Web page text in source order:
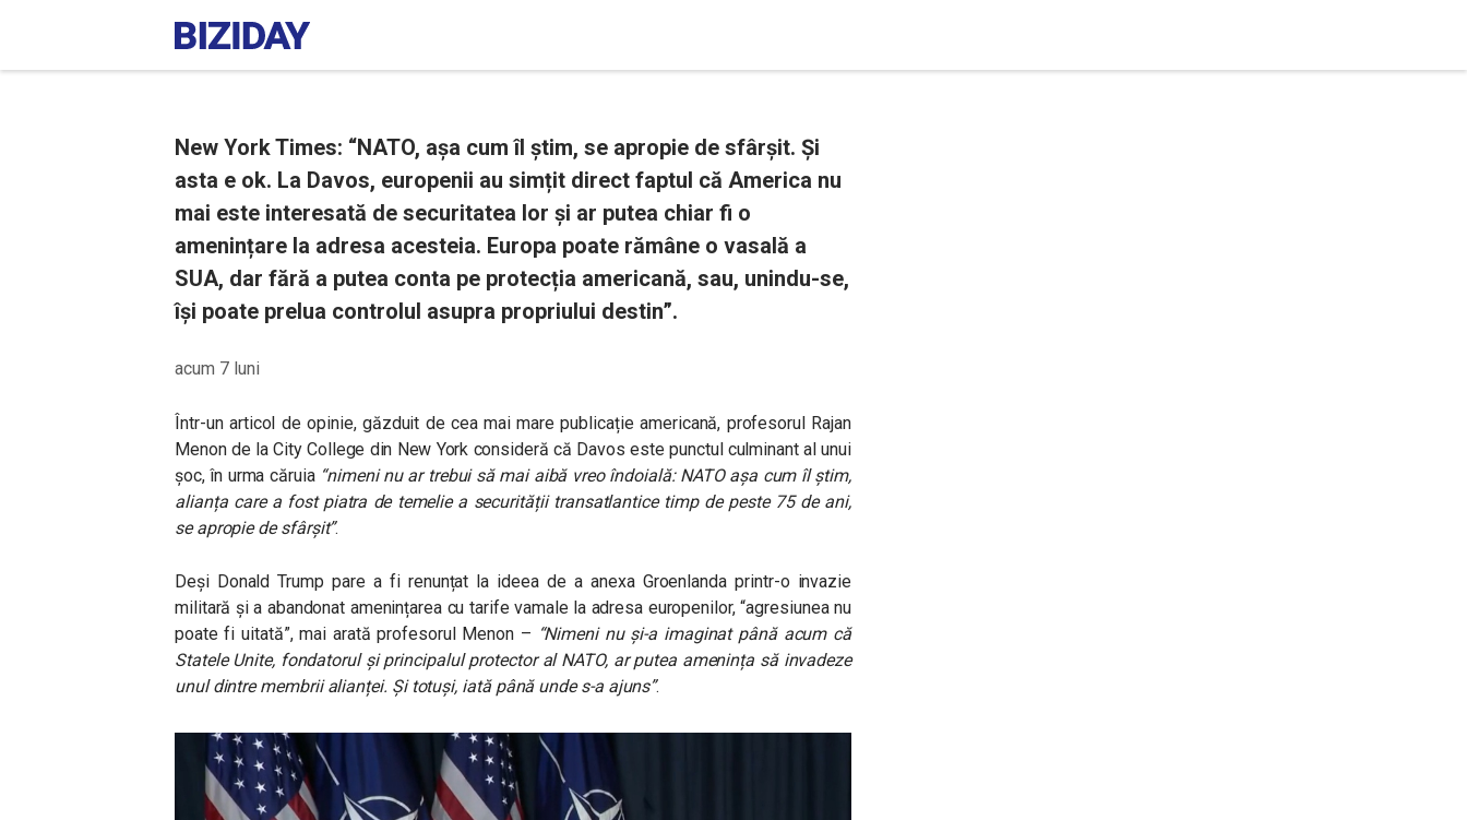
New York Times: “NATO, așa cum îl știm, se apropie de sfârșit. Și
asta e ok. La Davos, europenii au simțit direct faptul că America nu
mai este interesată de securitatea lor și ar putea chiar fi o
amenințare la adresa acesteia. Europa poate rămâne o vasală a
SUA, dar fără a putea conta pe protecția americană, sau, unindu-se,
își poate prelua controlul asupra propriului destin”.
acum 7 luni
Într-un articol de opinie, găzduit de cea mai mare publicație americană, profesorul Rajan
Menon de la City College din New York consideră că Davos este punctul culminant al unui
șoc, în urma căruia “nimeni nu ar trebui să mai aibă vreo îndoială: NATO așa cum îl știm,
alianța care a fost piatra de temelie a securității transatlantice timp de peste 75 de ani,
se apropie de sfârșit”.
Deși Donald Trump pare a fi renunțat la ideea de a anexa Groenlanda printr-o invazie
militară și a abandonat amenințarea cu tarife vamale la adresa europenilor, “agresiunea nu
poate fi uitată”, mai arată profesorul Menon – “Nimeni nu și-a imaginat până acum că
Statele Unite, fondatorul și principalul protector al NATO, ar putea amenința să invadeze
unul dintre membrii alianței. Și totuși, iată până unde s-a ajuns”.